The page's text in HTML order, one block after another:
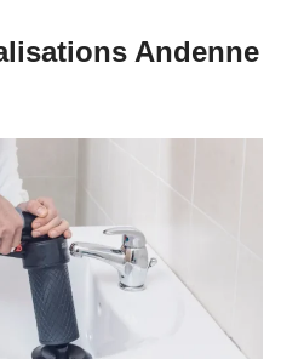
Andenne